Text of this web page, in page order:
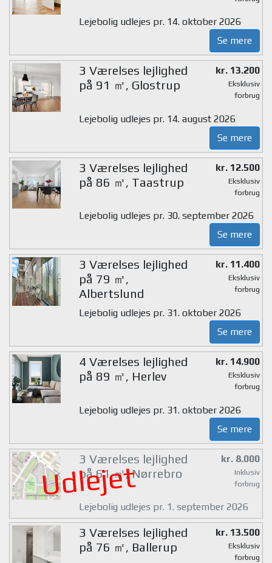
Lejebolig udlejes pr. 14. oktober 2026
Se mere
3 Værelses lejlighed
på 91 ㎡, Glostrup
kr. 13.200
Eksklusiv
forbrug
Lejebolig udlejes pr. 14. august 2026
Se mere
3 Værelses lejlighed
på 86 ㎡, Taastrup
kr. 12.500
Eksklusiv
forbrug
Lejebolig udlejes pr. 30. september 2026
Se mere
3 Værelses lejlighed
på 79 ㎡,
Albertslund
kr. 11.400
Eksklusiv
forbrug
Lejebolig udlejes pr. 31. oktober 2026
Se mere
4 Værelses lejlighed
på 89 ㎡, Herlev
kr. 14.900
Eksklusiv
forbrug
Lejebolig udlejes pr. 31. oktober 2026
Se mere
Udlejet
3 Værelses lejlighed
på 61 ㎡, Nørrebro
kr. 8.000
Inklusiv
forbrug
Lejebolig udlejes pr. 1. september 2026
3 Værelses lejlighed
på 76 ㎡, Ballerup
kr. 13.500
Eksklusiv
forbrug